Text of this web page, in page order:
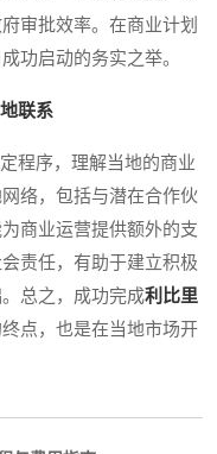
审批效率。在商业计划
功启动的务实之举。
联系
程序，理解当地的商业
络，包括与潜在合作伙
商业运营提供额外的支
责任，有助于建立积极
总之，成功完成利比里
点，也是在当地市场开